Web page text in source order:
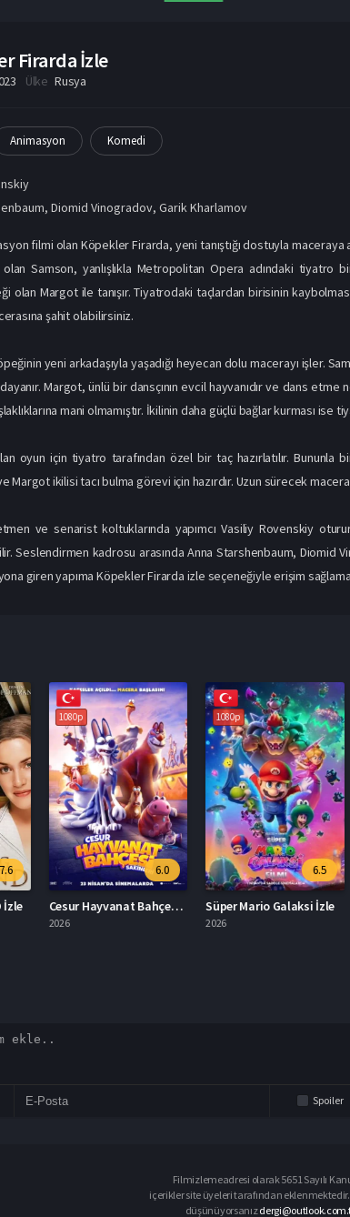
Firarda İzle
Ülke Rusya
Animasyon Komedi
,Diomid Vinogradov,Garik Kharlamov
filmi olan Köpekler Firarda, yeni tanıştığı dostuyla maceraya
Samson, yanlışlıkla Metropolitan Opera adındaki tiyatro
olan Margot ile tanışır. Tiyatrodaki taçlardan birisinin
şahit olabilirsiniz.
yeni arkadaşıyla yaşadığı heyecan dolu macerayı işler.
dayanır. Margot, ünlü bir dansçının evcil hayvanıdır ve dans
mani olmamıştır. İkilinin daha güçlü bağlar kurması ise
oyun için tiyatro tarafından özel bir taç hazırlatılır.
Margot ikilisi tacı bulma görevi için hazırdır. Uzun sürecek
ve senarist koltuklarında yapımcı Vasiliy Rovenskiy
Seslendirmen kadrosu arasında Anna Starshenbaum, Diomid
giren yapıma Köpekler Firarda izle seçeneğiyle erişim
1080p
6.0
Cesur Hayvanat Bahçesi Sakinleri Full İzle
1080p
6.5
Süper Mario Galaksi İzle
1080p
Spoiler
Filmizlemeadresi olarak 5651 Sayılı
içerikler site üyeleri tarafından
düşünüyorsanız